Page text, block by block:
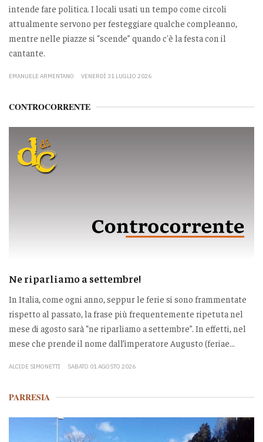
intende fare politica. I locali usati un tempo come circoli
attualmente servono per festeggiare qualche compleanno,
mentre nelle piazze si “scende” quando c'è la festa con il
cantante.
EMANUELE ARMENTANO VENERDÌ 31 LUGLIO 2026
CONTROCORRENTE
Ne riparliamo a settembre!
In Italia, come ogni anno, seppur le ferie si sono frammentate
rispetto al passato, la frase più frequentemente ripetuta nel
mese di agosto sarà “ne riparliamo a settembre”. In effetti, nel
mese che prende il nome dall’imperatore Augusto (feriae...
ALCIDE SIMONETTI SABATO 01 AGOSTO 2026
PARRESIA